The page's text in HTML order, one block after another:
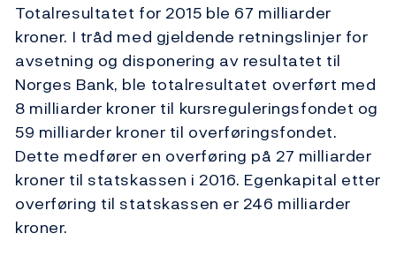
Totalresultatet for 2015 ble 67 milliarder
kroner. I tråd med gjeldende retningslinjer for
avsetning og disponering av resultatet til
Norges Bank, ble totalresultatet overført med
8 milliarder kroner til kursreguleringsfondet og
59 milliarder kroner til overføringsfondet.
Dette medfører en overføring på 27 milliarder
kroner til statskassen i 2016. Egenkapital etter
overføring til statskassen er 246 milliarder
kroner.